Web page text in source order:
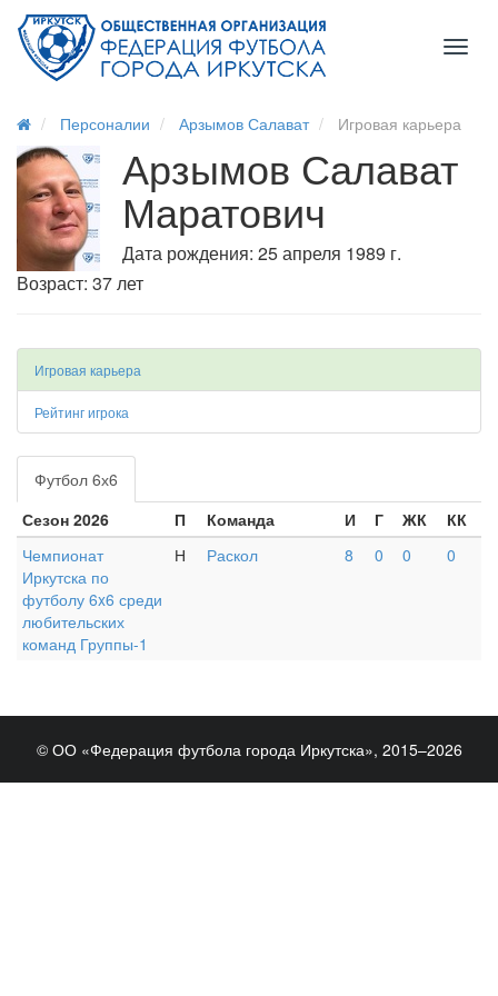
Персоналии Арзымов Салават Игровая карьера
Арзымов Салават
Маратович
Дата рождения: 25 апреля 1989 г.
Возраст: 37 лет
Игровая карьера
Рейтинг игрока
Футбол 6х6
Сезон 2026
П Команда И Г ЖК
КК
Чемпионат
Иркутска по
футболу 6x6 среди
любительских
команд Группы-1
Н Раскол 8 0 0 0
© ОО «Федерация футбола города Иркутска», 2015–2026